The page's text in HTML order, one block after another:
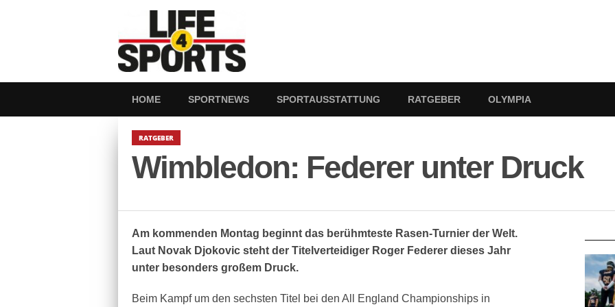
HOME SPORTNEWS SPORTAUSSTATTUNG RATGEBER OLYMPIA
RATGEBER
Wimbledon: Federer unter Druck
Am kommenden Montag beginnt das berühmteste Rasen-Turnier der Welt.
Laut Novak Djokovic steht der Titelverteidiger Roger Federer dieses Jahr
unter besonders großem Druck.
Beim Kampf um den sechsten Titel bei den All England Championships in